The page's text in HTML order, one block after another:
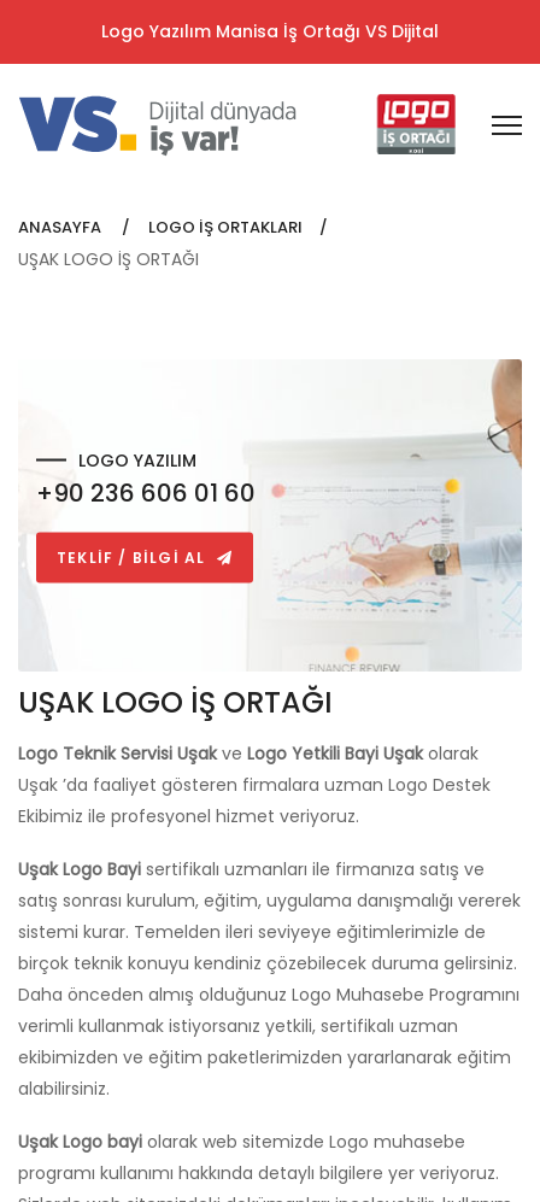
Logo Yazılım Manisa İş Ortağı VS Dijital
ANASAYFA LOGO İŞ ORTAKLARI
UŞAK LOGO İŞ ORTAĞI
LOGO YAZILIM
+90 236 606 01 60
TEKLİF / BİLGİ AL
UŞAK LOGO İŞ ORTAĞI
Logo Teknik Servisi Uşakve Logo Yetkili Bayi Uşakolarak
Uşak ’da faaliyet gösteren firmalara uzman Logo Destek
Ekibimiz ile profesyonel hizmet veriyoruz.
Uşak Logo Bayi sertifikalı uzmanları ile firmanıza satış ve
satış sonrası kurulum, eğitim, uygulama danışmalığı vererek
sistemi kurar. Temelden ileri seviyeye eğitimlerimizle de
birçok teknik konuyu kendiniz çözebilecek duruma gelirsiniz.
Daha önceden almış olduğunuz Logo Muhasebe Programını
verimli kullanmak istiyorsanız yetkili, sertifikalı uzman
ekibimizden ve eğitim paketlerimizden yararlanarak eğitim
alabilirsiniz.
Uşak Logo bayi olarak web sitemizde Logo muhasebe
programı kullanımı hakkında detaylı bilgilere yer veriyoruz.